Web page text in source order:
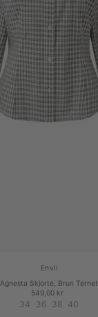
Envii
Agnesta Skjorte, Brun Ternet
549,00 kr
34 36 38 40